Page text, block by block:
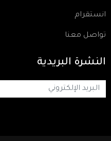
انستقرام
تواصل معنا
النشرة البريدية